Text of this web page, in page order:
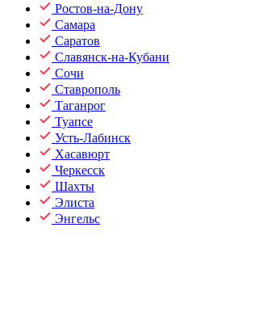
Ростов-на-Дону
Самара
Саратов
Славянск-на-Кубани
Сочи
Ставрополь
Таганрог
Туапсе
Усть-Лабинск
Хасавюрт
Черкесск
Шахты
Элиста
Энгельс